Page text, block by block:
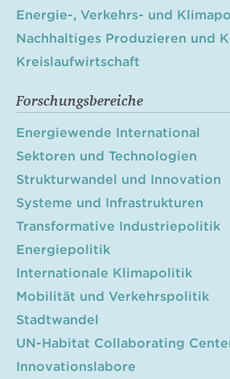
Energie-, Verkehrs- und
Nachhaltiges Produzieren und
Kreislaufwirtschaft
Forschungsbereiche
Energiewende International
Sektoren und Technologien
Strukturwandel und Innovation
Systeme und Infrastrukturen
Transformative Industriepolitik
Energiepolitik
Internationale Klimapolitik
Mobilität und Verkehrspolitik
Stadtwandel
UN-Habitat Collaborating
Innovationslabore